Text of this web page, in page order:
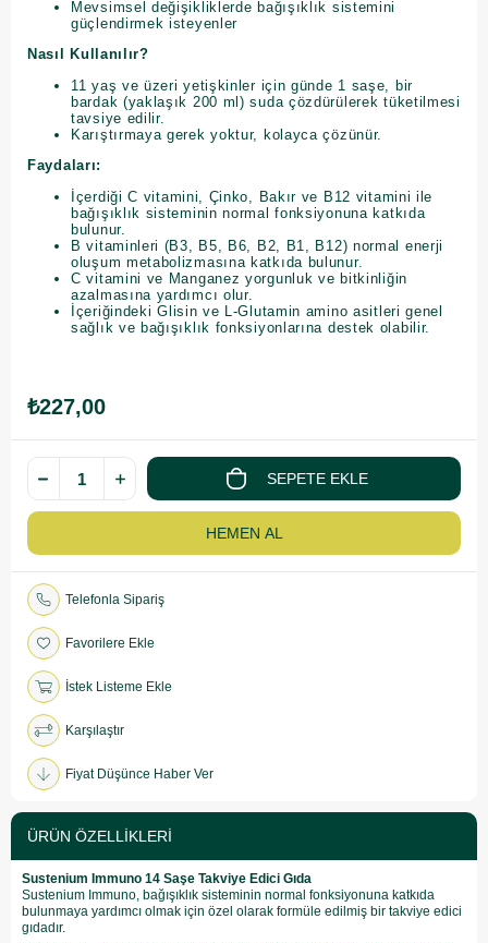
Mevsimsel değişikliklerde bağışıklık sistemini
güçlendirmek isteyenler
Nasıl Kullanılır?
11 yaş ve üzeri yetişkinler için günde 1 saşe, bir
bardak (yaklaşık 200 ml) suda çözdürülerek tüketilmesi
tavsiye edilir.
Karıştırmaya gerek yoktur, kolayca çözünür.
Faydaları:
İçerdiği C vitamini, Çinko, Bakır ve B12 vitamini ile
bağışıklık sisteminin normal fonksiyonuna katkıda
bulunur.
B vitaminleri (B3, B5, B6, B2, B1, B12) normal enerji
oluşum metabolizmasına katkıda bulunur.
C vitamini ve Manganez yorgunluk ve bitkinliğin
azalmasına yardımcı olur.
İçeriğindeki Glisin ve L-Glutamin amino asitleri genel
sağlık ve bağışıklık fonksiyonlarına destek olabilir.
₺227,00
Telefonla Sipariş
Favorilere Ekle
İstek Listeme Ekle
Karşılaştır
Fiyat Düşünce Haber Ver
ÜRÜN ÖZELLIKLERI
Sustenium Immuno 14 Saşe Takviye Edici Gıda
Sustenium Immuno, bağışıklık sisteminin normal fonksiyonuna katkıda
bulunmaya yardımcı olmak için özel olarak formüle edilmiş bir takviye edici
gıdadır.